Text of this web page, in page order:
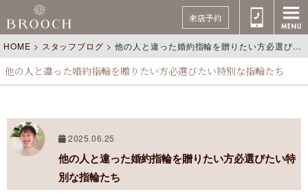
来店予約
HOME > スタッフブログ >他の人と違った婚約指輪を贈りたい方必選びたい特別な指輪たち
他の人と違った婚約指輪を贈りたい方必選びたい特別な指輪たち
2025.06.25
他の人と違った婚約指輪を贈りたい方必選びたい特
別な指輪たち